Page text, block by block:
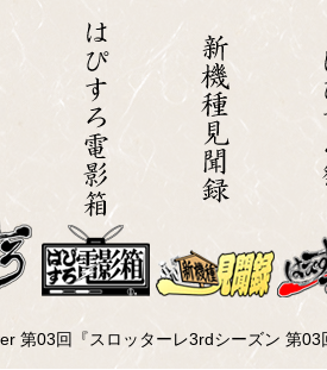
第03回『スロッターレ3rdシーズン 第03